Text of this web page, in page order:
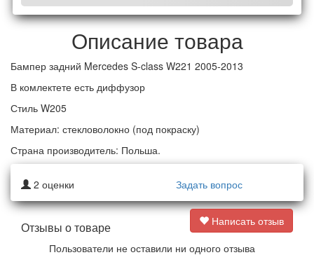
Описание товара
Бампер задний Mercedes S-class W221 2005-2013
В комлектете есть диффузор
Стиль W205
Материал: стекловолокно (под покраску)
Страна производитель: Польша.
2 оценки Задать вопрос
Отзывы о товаре
Написать отзыв
Пользователи не оставили ни одного отзыва